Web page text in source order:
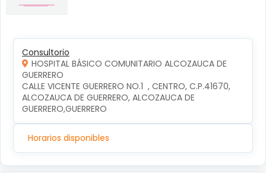
Consultorio
HOSPITAL BÁSICO COMUNITARIO ALCOZAUCA DE
GUERRERO
CALLE VICENTE GUERRERO NO.1  , CENTRO, C.P.41670,
ALCOZAUCA DE GUERRERO, ALCOZAUCA DE
GUERRERO,GUERRERO
Horarios disponibles